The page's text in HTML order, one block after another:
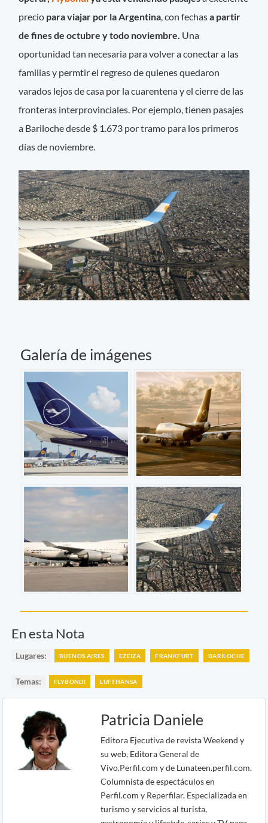
precio para viajar por la Argentina, con fechasa partir
de fines de octubre y todo noviembre. Una
oportunidad tan necesaria para volver a conectar a las
familias y permtir el regreso de quienes quedaron
varados lejos de casa por la cuarentena y el cierre de las
fronteras interprovinciales. Por ejemplo, tienen pasajes
a Bariloche desde $ 1.673 por tramo para los primeros
días de noviembre.
Galería de imágenes
En esta Nota
Lugares: BUENOS AIRES EZEIZA FRANKFURT BARILOCHE
Temas: FLYBONDI LUFTHANSA
Patricia Daniele
Editora Ejecutiva de revista Weekend y
su web, Editora General de
Vivo.Perfil.com y de Lunateen.perfil.com.
Columnista de espectáculos en
Perfil.com y Reperfilar. Especializada en
turismo y servicios al turista,